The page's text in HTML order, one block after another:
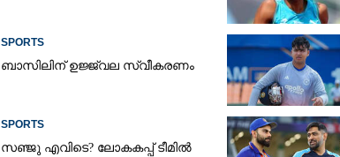
SPORTS
ബാസിലിന് ഉജ്ജ്വല സ്വീകരണം
SPORTS
സഞ്ജു എവിടെ? ലോകകപ്പ് ടീമിൽ